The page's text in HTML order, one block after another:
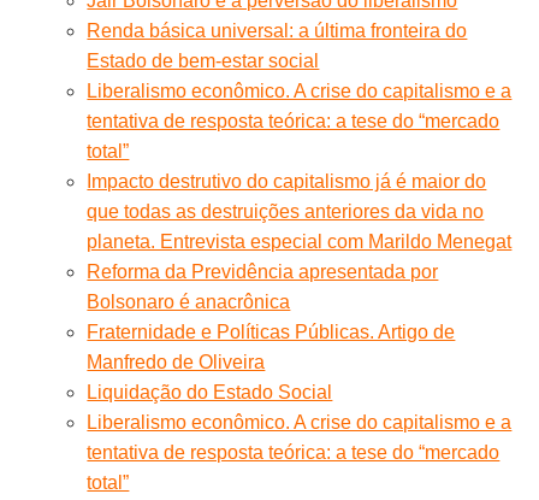
Renda básica universal: a última fronteira do
Estado de bem-estar social
Liberalismo econômico. A crise do capitalismo e a
tentativa de resposta teórica: a tese do “mercado
total”
Impacto destrutivo do capitalismo já é maior do
que todas as destruições anteriores da vida no
planeta. Entrevista especial com Marildo Menegat
Reforma da Previdência apresentada por
Bolsonaro é anacrônica
Fraternidade e Políticas Públicas. Artigo de
Manfredo de Oliveira
Liquidação do Estado Social
Liberalismo econômico. A crise do capitalismo e a
tentativa de resposta teórica: a tese do “mercado
total”